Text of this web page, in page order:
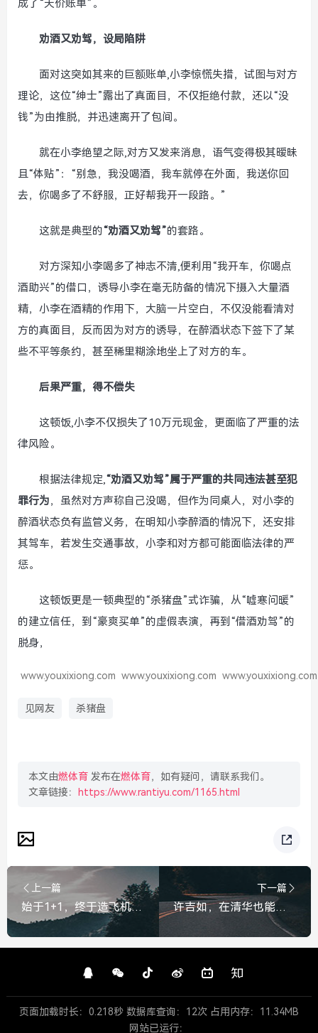
成了“天价账单”。
劝酒又劝驾，设局陷阱
面对这突如其来的巨额账单,小李惊慌失措，试图与对方
理论，这位“绅士”露出了真面目，不仅拒绝付款，还以“没
钱”为由推脱，并迅速离开了包间。
就在小李绝望之际,对方又发来消息，语气变得极其暧昧
且“体贴”：“别急，我没喝酒，我车就停在外面，我送你回
去，你喝多了不舒服，正好帮我开一段路。”
这就是典型的“劝酒又劝驾”的套路。
对方深知小李喝多了神志不清,便利用“我开车，你喝点
酒助兴”的借口，诱导小李在毫无防备的情况下摄入大量酒
精，小李在酒精的作用下，大脑一片空白，不仅没能看清对
方的真面目，反而因为对方的诱导，在醉酒状态下签下了某
些不平等条约，甚至稀里糊涂地坐上了对方的车。
后果严重，得不偿失
这顿饭,小李不仅损失了10万元现金，更面临了严重的法
律风险。
根据法律规定,“劝酒又劝驾”属于严重的共同违法甚至犯
罪行为，虽然对方声称自己没喝，但作为同桌人，对小李的
醉酒状态负有监管义务，在明知小李醉酒的情况下，还安排
其驾车，若发生交通事故，小李和对方都可能面临法律的严
惩。
这顿饭更是一顿典型的“杀猪盘”式诈骗，从“嘘寒问暖”
的建立信任，到“豪爽买单”的虚假表演，再到“借酒劝驾”的
脱身，
www.youxixiong.com www.youxixiong.com www.youxixiong.com
见网友 杀猪盘
本文由燃体育 发布在燃体育，如有疑问，请联系我们。
文章链接：
https://www.rantiyu.com/1165.html
上一篇
始于1+1，终于造飞机，高考数学考生的过山车式体验，高考数学，从1+1到造飞机，考生的过山车式体验
下一篇
许吉如，在清华也能不务正业，活成自己想要的样子，许吉如，在清华不务正业，活成自己想要的模样
页面加载时长：0.218秒 数据库查询：12次 占用内存：11.34MB
网站已运行：